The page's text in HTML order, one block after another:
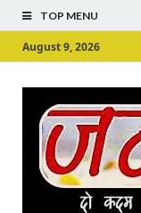
TOP MENU
August 9, 2026